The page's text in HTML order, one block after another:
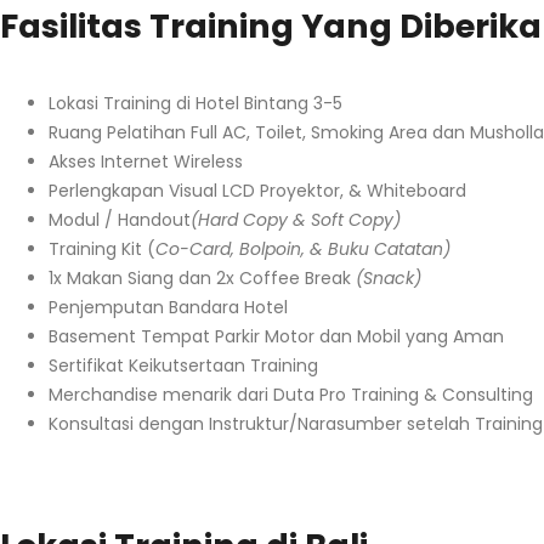
Fasilitas Training Yang
Lokasi Training di Hotel Bintang 3-5
Ruang Pelatihan Full AC, Toilet, Smoking Area dan Musholla
Akses Internet Wireless
Perlengkapan Visual LCD Proyektor, & Whiteboard
Modul / Handout(Hard Copy & Soft Copy)
Training Kit (Co-Card, Bolpoin, & Buku Catatan)
1x Makan Siang dan 2x Coffee Break (Snack)
Penjemputan Bandara Hotel
Basement Tempat Parkir Motor dan Mobil yang Aman
Sertifikat Keikutsertaan Training
Merchandise menarik dari Duta Pro Training & Consulting
Konsultasi dengan Instruktur/Narasumber setelah Training